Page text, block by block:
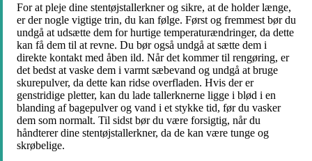
For at pleje dine stentøjstallerkner og sikre, at de holder længe,
er der nogle vigtige trin, du kan følge. Først og fremmest bør du
undgå at udsætte dem for hurtige temperaturændringer, da dette
kan få dem til at revne. Du bør også undgå at sætte dem i
direkte kontakt med åben ild. Når det kommer til rengøring, er
det bedst at vaske dem i varmt sæbevand og undgå at bruge
skurepulver, da dette kan ridse overfladen. Hvis der er
genstridige pletter, kan du lade tallerknerne ligge i blød i en
blanding af bagepulver og vand i et stykke tid, før du vasker
dem som normalt. Til sidst bør du være forsigtig, når du
håndterer dine stentøjstallerkner, da de kan være tunge og
skrøbelige.